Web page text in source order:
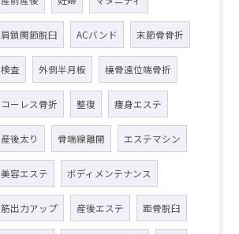
肩鎖関節脱臼 ACバンド 末節骨骨折
検査 外側半月板 橈骨遠位端骨折
コーレス骨折 整復 痩身エステ
産後太り 骨端線離開 エステマシン
美容エステ ボディメンテナンス
筋出力アップ 産後エステ 距骨脱臼